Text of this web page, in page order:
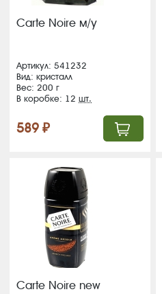
Carte Noire м/у
Артикул: 541232
Вид: кристалл
Вес: 200 г
В коробке: 12шт.
589 ₽
Carte Noire new